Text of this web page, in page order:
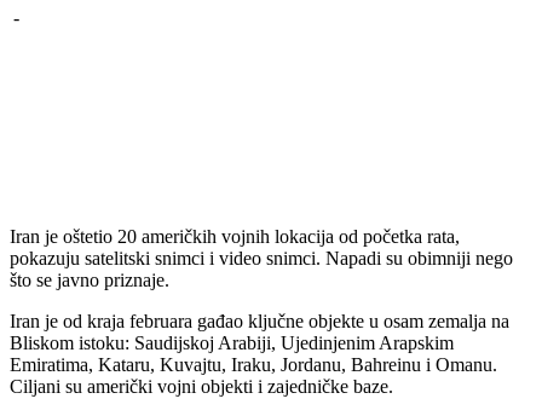
-
Iran je oštetio 20 američkih vojnih lokacija od početka rata,
pokazuju satelitski snimci i video snimci. Napadi su obimniji nego
što se javno priznaje.
Iran je od kraja februara gađao ključne objekte u osam zemalja na
Bliskom istoku: Saudijskoj Arabiji, Ujedinjenim Arapskim
Emiratima, Kataru, Kuvajtu, Iraku, Jordanu, Bahreinu i Omanu.
Ciljani su američki vojni objekti i zajedničke baze.